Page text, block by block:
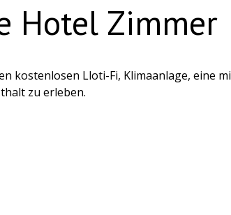
Hotel Zimmer
kostenlosen Lloti-Fi, Klimaanlage, eine
zu erleben.